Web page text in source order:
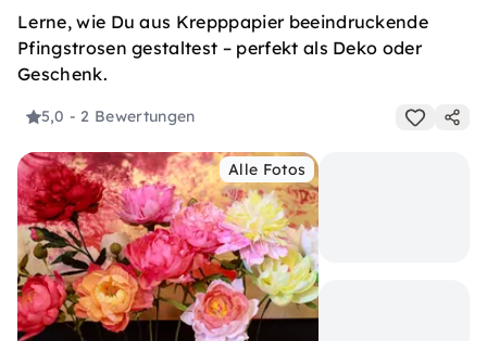
Lerne, wie Du aus Krepppapier beeindruckende
Pfingstrosen gestaltest – perfekt als Deko oder
Geschenk.
5,0 - 2 Bewertungen
Alle Fotos